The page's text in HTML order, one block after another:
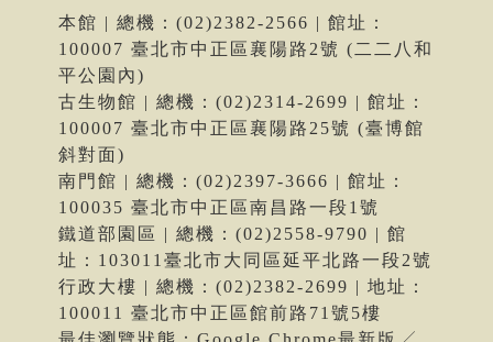
本館 | 總機：(02)2382-2566 | 館址：
100007 臺北市中正區襄陽路2號 (二二八和
平公園內)
古生物館 | 總機：(02)2314-2699 | 館址：
100007 臺北市中正區襄陽路25號 (臺博館
斜對面)
南門館 | 總機：(02)2397-3666 | 館址：
100035 臺北市中正區南昌路一段1號
鐵道部園區 | 總機：(02)2558-9790 | 館
址：103011臺北市大同區延平北路一段2號
行政大樓 | 總機：(02)2382-2699 | 地址：
100011 臺北市中正區館前路71號5樓